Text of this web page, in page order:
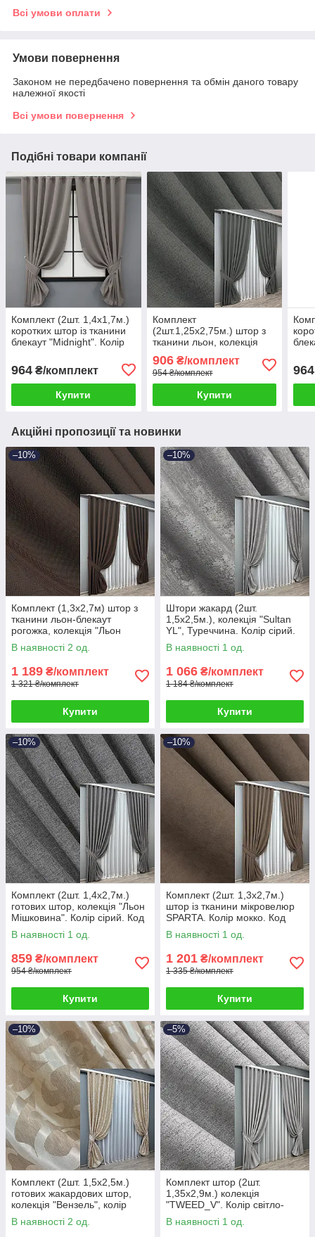
Всі умови оплати
Умови повернення
Законом не передбачено повернення та обмін даного товару
належної якості
Всі умови повернення
Подібні товари компанії
Комплект (2шт. 1,4х1,7м.)
коротких штор із тканини
блекаут "Midnight". Колір
964 ₴/комплект
Купити
Комплект
(2шт.1,25х2,75м.) штор з
тканини льон, колекція
сірий. Код 1282ш 39-582
906₴/комплект
954 ₴/комплект
Купити
35-
964
Акційні пропозиції та новинки
–10%
Комплект (1,3х2,7м) штор з
тканини льон-блекаут
рогожка, колекція "Льон
Мішковина". Колір венге. Код
291ш 39-074
В наявності 2 од.
1 189 ₴/комплект
1 321 ₴/комплект
Купити
–10%
Штори жакард (2шт.
1,5х2,5м.), колекція "Sultan
YL", Туреччина. Колір сірий.
Код 1212ш 39-704
В наявності 1 од.
1 066 ₴/комплект
1 184 ₴/комплект
Купити
–10%
Комплект (2шт. 1,4х2,7м.)
готових штор, колекція "Льон
Мішковина". Колір сірий. Код
108ш 39-303
В наявності 1 од.
859 ₴/комплект
954 ₴/комплект
Купити
–10%
Комплект (2шт. 1,3х2,7м.)
штор із тканини мікровелюр
SPARTA. Колір мокко. Код
1036ш 39-773
В наявності 1 од.
1 201 ₴/комплект
1 335 ₴/комплект
Купити
–10%
Комплект (2шт. 1,5х2,5м.)
готових жакардових штор,
колекція "Вензель", колір
бежевий. Код 416ш 39-245
В наявності 2 од.
–5%
Комплект штор (2шт.
1,35х2,9м.) колекція
"TWEED_V". Колір світло-
сірий. Код 1913ш 39-0004
В наявності 1 од.